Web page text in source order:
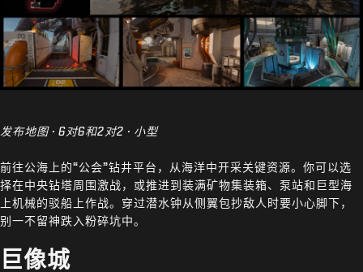
发布地图 · 6对6和2对2 · 小型
前往公海上的“公会”钻井平台，从海洋中开采关键资源。你可以选
择在中央钻塔周围激战，或推进到装满矿物集装箱、泵站和巨型海
上机械的驳船上作战。穿过潜水钟从侧翼包抄敌人时要小心脚下，
别一不留神跌入粉碎坑中。
巨像城